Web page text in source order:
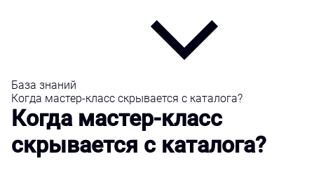
База знаний
Когда мастер-класс скрывается с каталога?
Когда мастер-класс
скрывается с каталога?